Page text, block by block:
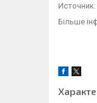
Більше